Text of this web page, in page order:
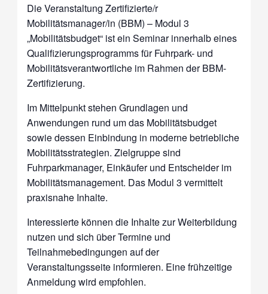
Die Veranstaltung Zertifizierte/r
Mobilitätsmanager/in (BBM) – Modul 3
„Mobilitätsbudget“ ist ein Seminar innerhalb eines
Qualifizierungsprogramms für Fuhrpark- und
Mobilitätsverantwortliche im Rahmen der BBM-
Zertifizierung.
Im Mittelpunkt stehen Grundlagen und
Anwendungen rund um das Mobilitätsbudget
sowie dessen Einbindung in moderne betriebliche
Mobilitätsstrategien. Zielgruppe sind
Fuhrparkmanager, Einkäufer und Entscheider im
Mobilitätsmanagement. Das Modul 3 vermittelt
praxisnahe Inhalte.
Interessierte können die Inhalte zur Weiterbildung
nutzen und sich über Termine und
Teilnahmebedingungen auf der
Veranstaltungsseite informieren. Eine frühzeitige
Anmeldung wird empfohlen.